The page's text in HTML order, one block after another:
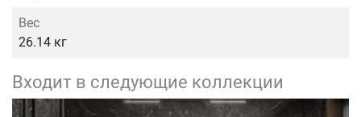
Вес
26.14 кг
Входит в следующие коллекции